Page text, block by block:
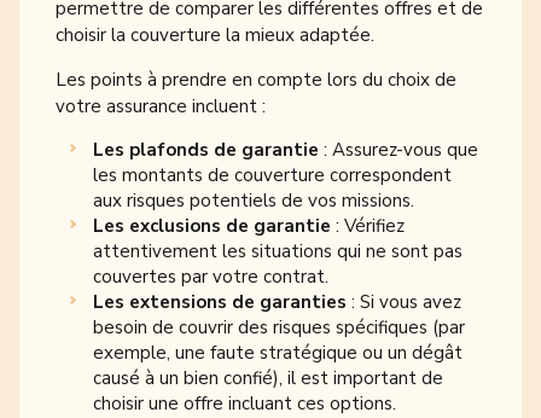
permettre de comparer les différentes offres et de
choisir la couverture la mieux adaptée.
Les points à prendre en compte lors du choix de
votre assurance incluent :
Les plafonds de garantie : Assurez-vous que
les montants de couverture correspondent
aux risques potentiels de vos missions.
Les exclusions de garantie : Vérifiez
attentivement les situations qui ne sont pas
couvertes par votre contrat.
Les extensions de garanties : Si vous avez
besoin de couvrir des risques spécifiques (par
exemple, une faute stratégique ou un dégât
causé à un bien confié), il est important de
choisir une offre incluant ces options.